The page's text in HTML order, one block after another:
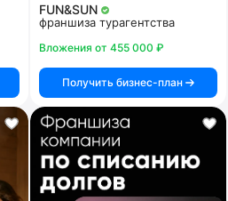
FUN&SUN
франшиза турагентства
Вложения от 455 000 ₽
Получить бизнес-план